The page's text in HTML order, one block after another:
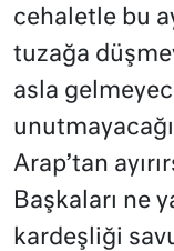
cehaletle bu
tuzağa
asla
Arap’tan
Başkaları ne
kardeşliği